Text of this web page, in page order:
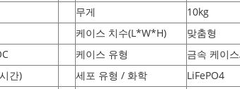
무게
10kg
케이스 치수(L*W*H)
맞춤형
케이스 유형
금속 케이
간) 세포 유형 / 화학
LiFePO4